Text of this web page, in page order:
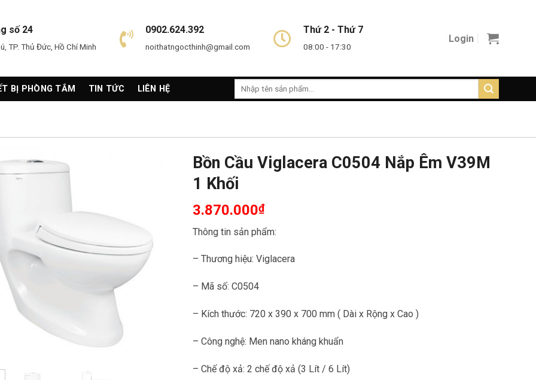
số 24
TP. Thủ Đức, Hồ Chí Minh
0902.624.392
noithatngocthinh@gmail.com
Thứ 2 - Thứ 7
08:00 - 17:30
Login
BỊ PHÒNG TẮM TIN TỨC LIÊN HỆ
Search
Bồn Cầu Viglacera C0504 Nắp Êm V39M
1 Khối
3.870.000₫
Thông tin sản phẩm:
– Thương hiệu: Viglacera
– Mã số: C0504
– Kích thước: 720 x 390 x 700 mm ( Dài x Rộng x Cao )
– Công nghệ: Men nano kháng khuẩn
– Chế độ xả: 2 chế độ xả (3 Lít / 6 Lít)